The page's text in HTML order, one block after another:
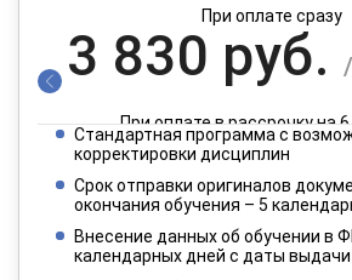
При оплате сразу
3 830 руб.
При оплате в рассрочку на
1 915 руб.
При оплате в рассрочку на
Стандартная программа с
корректировки дисциплин
Срок отправки оригиналов
окончания обучения – 5
Внесение данных об обучении в
календарных дней с даты